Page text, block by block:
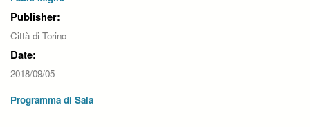
Publisher:
Città di Torino
Date:
2018/09/05
Programma di Sala